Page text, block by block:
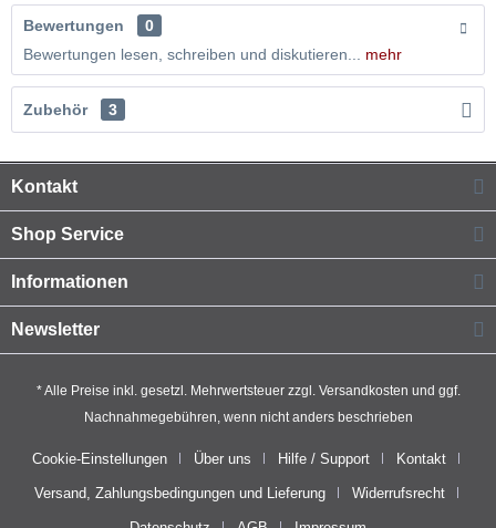
Bewertungen
0
Bewertungen lesen, schreiben und diskutieren...
mehr
Zubehör 3
Kontakt
Shop Service
Informationen
Newsletter
* Alle Preise inkl. gesetzl. Mehrwertsteuer zzgl. Versandkosten und ggf.
Nachnahmegebühren, wenn nicht anders beschrieben
Cookie-Einstellungen Über uns Hilfe / Support Kontakt
Versand, Zahlungsbedingungen und Lieferung Widerrufsrecht